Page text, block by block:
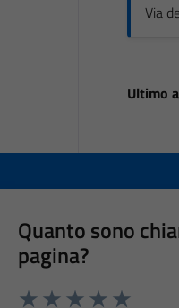
Via
Ultimo
Quanto sono
pagina?